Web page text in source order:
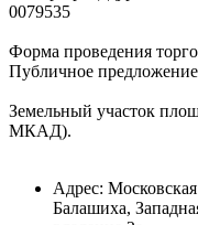
0079535
Форма проведения
Публичное предложение
Земельный участок
МКАД).
Адрес:
Балашиха,